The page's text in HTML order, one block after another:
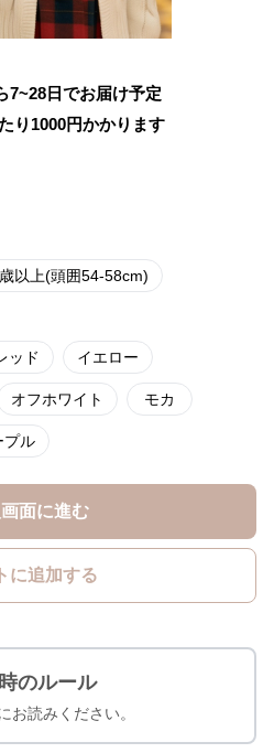
7~28日でお届け予定
り 1000円かかります
以上(頭囲54-58cm)
ッド イエロー
オフホワイト モカ
プル
面に進む
に追加する
のルール
お読みください。